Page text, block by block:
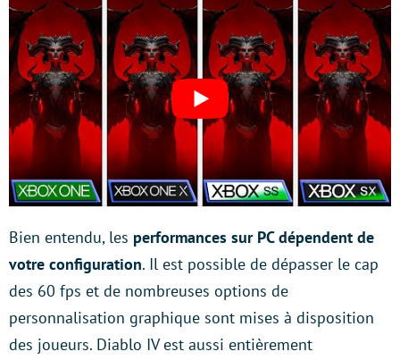
Bien entendu, les performances sur PC dépendent de
votre configuration. Il est possible de dépasser le cap
des 60 fps et de nombreuses options de
personnalisation graphique sont mises à disposition
des joueurs. Diablo IV est aussi entièrement